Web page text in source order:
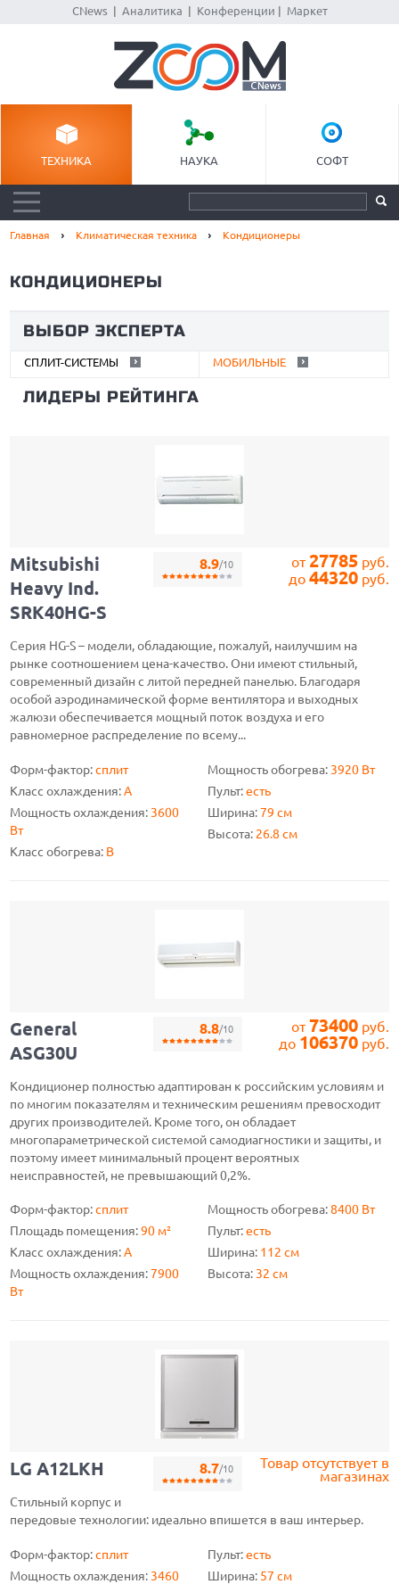
CNews| Аналитика Конференции Маркет
ТЕХНИКА НАУКА СОФТ
Главная Климатическая техника Кондиционеры
КОНДИЦИОНЕРЫ
ВЫБОР ЭКСПЕРТА
СПЛИТ-СИСТЕМЫ МОБИЛЬНЫЕ
ЛИДЕРЫ РЕЙТИНГА
от 27785руб.
до 44320руб.
8.9/10
Mitsubishi
Heavy Ind.
SRK40HG-S
Серия HG-S – модели, обладающие, пожалуй, наилучшим на
рынке соотношением цена-качество. Они имеют стильный,
современный дизайн с литой передней панелью. Благодаря
особой аэродинамической форме вентилятора и выходных
жалюзи обеспечивается мощный поток воздуха и его
равномерное распределение по всему...
Форм-фактор:сплит
Класс охлаждения:A
Мощность охлаждения: 3600
Вт
Класс обогрева: B
Мощность обогрева: 3920 Вт
Пульт:есть
Ширина:79 см
Высота: 26.8 см
от73400руб.
до 106370руб.
8.8/10
General
ASG30U
Кондиционер полностью адаптирован к российским условиям и
по многим показателям и техническим решениям превосходит
других производителей. Кроме того, он обладает
многопараметрической системой самодиагностики и защиты, и
поэтому имеет минимальный процент вероятных
неисправностей, не превышающий 0,2%.
Форм-фактор:сплит
Площадь помещения:90 м²
Класс охлаждения:A
Мощность охлаждения:7900
Вт
Мощность обогрева:8400 Вт
Пульт:есть
Ширина: 112 см
Высота: 32 см
Товар отсутствует в
магазинах
8.7/10
LG A12LKH
Стильный корпус и
передовые технологии: идеально впишется в ваш интерьер.
Форм-фактор:сплит
Мощность охлаждения: 3460
Пульт:есть
Ширина: 57 см